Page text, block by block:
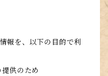
報を、以下の目的で利
供のため